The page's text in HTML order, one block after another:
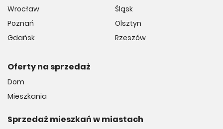
Wrocław
Poznań
Gdańsk
Śląsk
Olsztyn
Rzeszów
Oferty na sprzedaż
Dom
Mieszkania
Sprzedaż mieszkań w miastach